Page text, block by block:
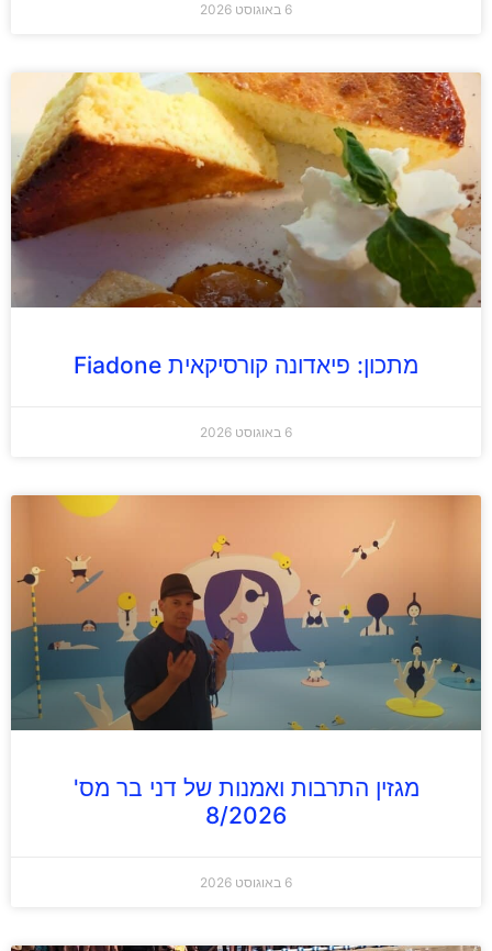
6 באוגוסט 2026
מתכון: פיאדונה קורסיקאית Fiadone
6 באוגוסט 2026
מגזין התרבות ואמנות של דני בר מס'
8/2026
6 באוגוסט 2026